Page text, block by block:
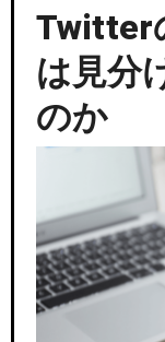
Twitter
は見分
のか